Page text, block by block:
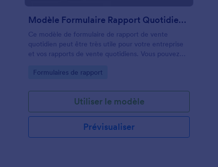
Modèle Formulaire Rapport Quotidien Des Ventes
Ce modèle de formulaire de rapport de vente
quotidien peut être très utile pour votre entreprise
et vos rapports de vente quotidiens. Vous pouvez
pour chaque branche, catégorie. De plus, vous
dépenses et les présenter à votre responsable.
Go to Category:
Formulaires de rapport
Utiliser le modèle
Prévisualiser